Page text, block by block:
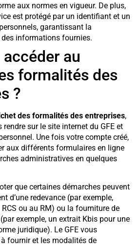
aux normes en vigueur. De plus,
est protégé par un identifiant et un
garantissant la
informations fournies.
au
formalités des
?
des formalités des entreprises,
sur le site internet du GFE et
Une fois votre compte créé,
aux différents formulaires en ligne
administratives en quelques
que certaines démarches peuvent
d’une redevance (par exemple,
ou au RM) ou la fourniture de
exemple, un extrait Kbis pour une
juridique). Le GFE vous
fournir et les modalités de